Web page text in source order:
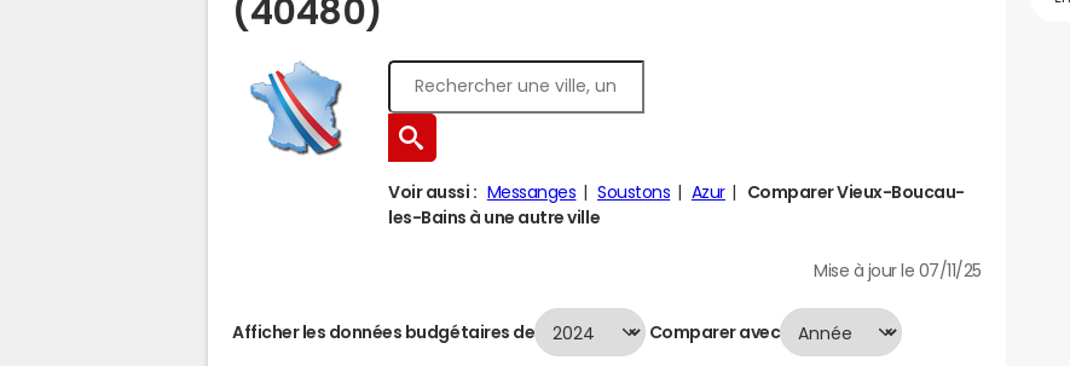
(40480)
Voir aussi : Messanges Soustons Azur
Comparer Vieux-Boucau-
les-Bains à une autre ville
Mise à jour le 07/11/25
Afficher les données budgétaires de Comparer avec